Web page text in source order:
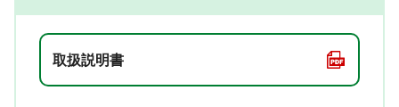
取扱説明書